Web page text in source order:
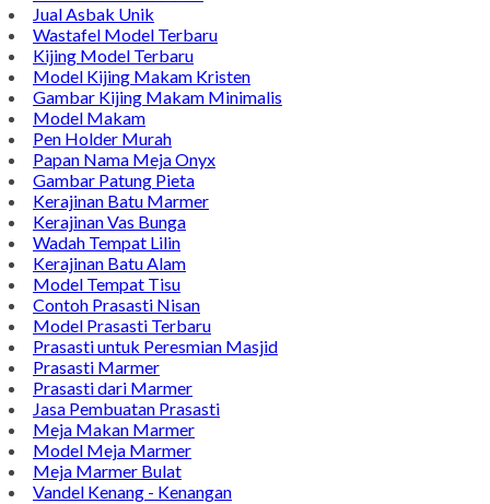
Kijing Marmer Bokoran
Model Makam Marmer
Lantai Marmer
Contoh Lantai Marmer
Contoh Wastafel Bulat
Jual Asbak Unik
Wastafel Model Terbaru
Kijing Model Terbaru
Model Kijing Makam Kristen
Gambar Kijing Makam Minimalis
Model Makam
Pen Holder Murah
Papan Nama Meja Onyx
Gambar Patung Pieta
Kerajinan Batu Marmer
Kerajinan Vas Bunga
Wadah Tempat Lilin
Kerajinan Batu Alam
Model Tempat Tisu
Contoh Prasasti Nisan
Model Prasasti Terbaru
Prasasti untuk Peresmian Masjid
Prasasti Marmer
Prasasti dari Marmer